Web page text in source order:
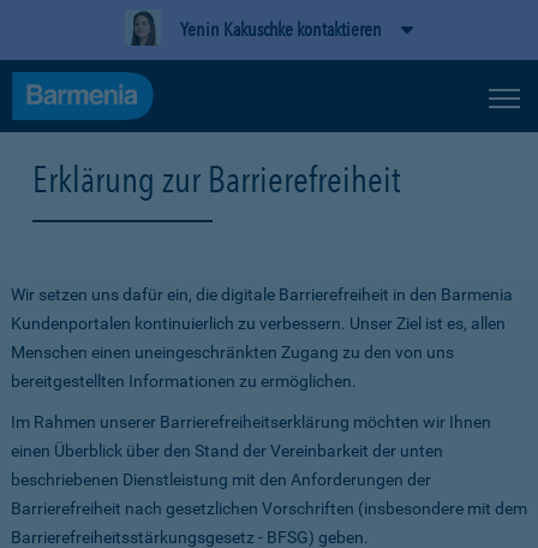
Yenin Kakuschke kontaktieren
Erklärung zur Barrierefreiheit
Wir setzen uns dafür ein, die digitale Barrierefreiheit in den Barmenia
Kundenportalen kontinuierlich zu verbessern. Unser Ziel ist es, allen
Menschen einen uneingeschränkten Zugang zu den von uns
bereitgestellten Informationen zu ermöglichen.
Im Rahmen unserer Barrierefreiheitserklärung möchten wir Ihnen
einen Überblick über den Stand der Vereinbarkeit der unten
beschriebenen Dienstleistung mit den Anforderungen der
Barrierefreiheit nach gesetzlichen Vorschriften (insbesondere mit dem
Barrierefreiheitsstärkungsgesetz - BFSG) geben.